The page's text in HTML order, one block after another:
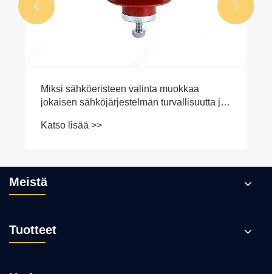
Miksi sähköeristeen valinta muokkaa
jokaisen sähköjärjestelmän turvallisuutta ja
Katso lisää >>
 
Meistä
Tuotteet